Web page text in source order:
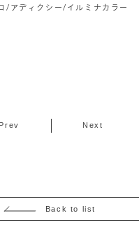
/アディクシー/イルミナカラー
Prev Next
Back to list